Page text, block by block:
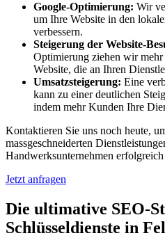
Google-Optimierung: Wir
um Ihre Website in den
verbessern.
Steigerung der Website-
Optimierung ziehen wir
Website, die an Ihren
Umsatzsteigerung: Eine
kann zu einer deutlichen
indem mehr Kunden Ihre
Kontaktieren Sie uns noch heute,
massgeschneiderten
Handwerksunternehmen erfolgreich
Jetzt anfragen
Die ultimative SEO-
Schlüsseldienste in